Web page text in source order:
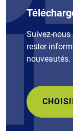
Suivez-nous
rester
nouveautés.